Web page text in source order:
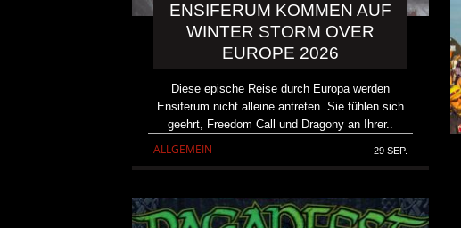
ENSIFERUM KOMMEN AUF
WINTER STORM OVER
EUROPE 2026
Diese epische Reise durch Europa werden
Ensiferum nicht alleine antreten. Sie fühlen sich
geehrt, Freedom Call und Dragony an Ihrer..
ALLGEMEIN 29 SEP.
SOLOALBUM „BORN WITH A HAMMER“
ALLGEMEIN